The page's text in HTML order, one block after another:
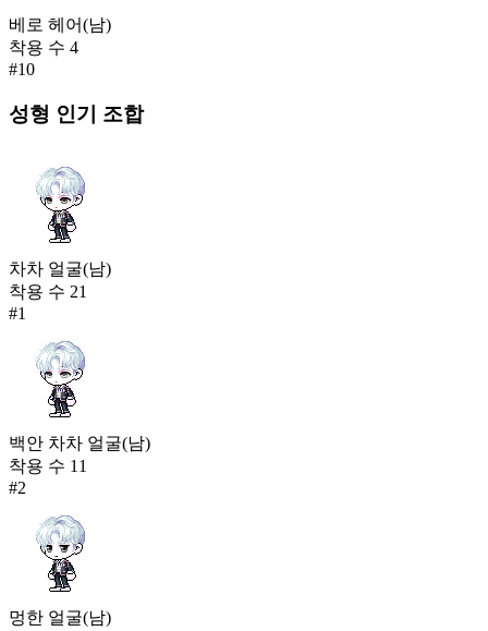
베로 헤어(남)
착용 수 4
#10
성형 인기 조합
차차 얼굴(남)
착용 수 21
#1
백안 차차 얼굴(남)
착용 수 11
#2
멍한 얼굴(남)